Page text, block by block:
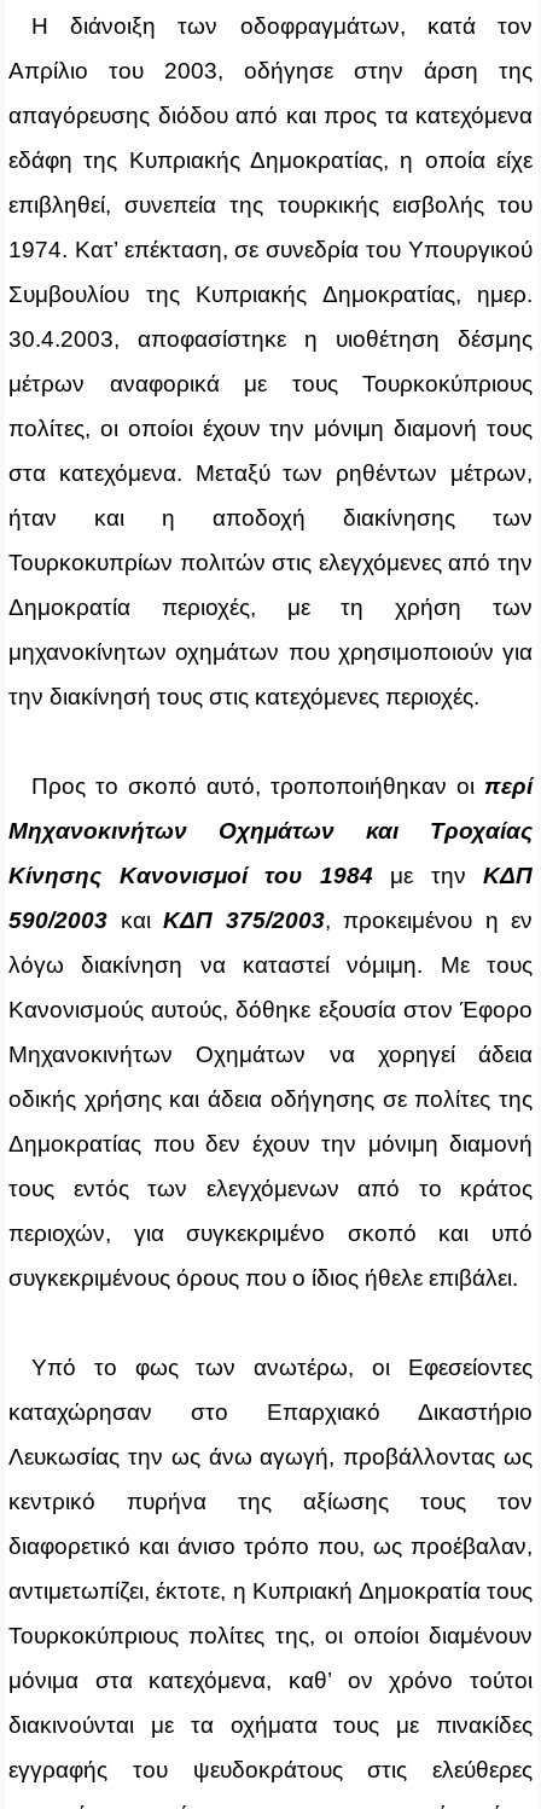
Η διάνοιξη των οδοφραγμάτων, κατά τον
Απρίλιο του 2003, οδήγησε στην άρση της
απαγόρευσης διόδου από και προς τα κατεχόμενα
εδάφη της Κυπριακής Δημοκρατίας, η οποία είχε
επιβληθεί, συνεπεία της τουρκικής εισβολής του
1974. Κατ’ επέκταση, σε συνεδρία του Υπουργικού
Συμβουλίου της Κυπριακής Δημοκρατίας, ημερ.
30.4.2003, αποφασίστηκε η υιοθέτηση δέσμης
μέτρων αναφορικά με τους Τουρκοκύπριους
πολίτες, οι οποίοι έχουν την μόνιμη διαμονή τους
στα κατεχόμενα. Μεταξύ των ρηθέντων μέτρων,
ήταν και η αποδοχή διακίνησης των
Τουρκοκυπρίων πολιτών στις ελεγχόμενες από την
Δημοκρατία περιοχές, με τη χρήση των
μηχανοκίνητων οχημάτων που χρησιμοποιούν για
την διακίνησή τους στις κατεχόμενες περιοχές.
Προς το σκοπό αυτό, τροποποιήθηκαν οι περί
Μηχανοκινήτων Οχημάτων και Τροχαίας
Κίνησης Κανονισμοί του 1984με την ΚΔΠ
590/2003 και ΚΔΠ 375/2003, προκειμένου η εν
λόγω διακίνηση να καταστεί νόμιμη. Με τους
Κανονισμούς αυτούς, δόθηκε εξουσία στον Έφορο
Μηχανοκινήτων Οχημάτων να χορηγεί άδεια
οδικής χρήσης και άδεια οδήγησης σε πολίτες της
Δημοκρατίας που δεν έχουν την μόνιμη διαμονή
τους εντός των ελεγχόμενων από το κράτος
περιοχών, για συγκεκριμένο σκοπό και υπό
συγκεκριμένους όρους που ο ίδιος ήθελε επιβάλει.
Υπό το φως των ανωτέρω, οι Εφεσείοντες
καταχώρησαν στο Επαρχιακό Δικαστήριο
Λευκωσίας την ως άνω αγωγή, προβάλλοντας ως
κεντρικό πυρήνα της αξίωσης τους τον
διαφορετικό και άνισο τρόπο που, ως προέβαλαν,
αντιμετωπίζει, έκτοτε, η Κυπριακή Δημοκρατία τους
Τουρκοκύπριους πολίτες της, οι οποίοι διαμένουν
μόνιμα στα κατεχόμενα, καθ’ ον χρόνο τούτοι
διακινούνται με τα οχήματα τους με πινακίδες
εγγραφής του ψευδοκράτους στις ελεύθερες